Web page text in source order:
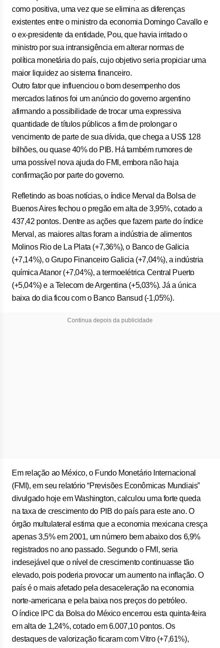
como positiva, uma vez que se elimina as diferenças
existentes entre o ministro da economia Domingo Cavallo e
o ex-presidente da entidade, Pou, que havia irritado o
ministro por sua intransigência em alterar normas de
política monetária do país, cujo objetivo seria propiciar uma
maior liquidez ao sistema financeiro.
Outro fator que influenciou o bom desempenho dos
mercados latinos foi um anúncio do governo argentino
afirmando a possibilidade de trocar uma expressiva
quantidade de títulos públicos a fim de prolongar o
vencimento de parte de sua dívida, que chega a US$ 128
bilhões, ou quase 40% do PIB. Há também rumores de
uma possível nova ajuda do FMI, embora não haja
confirmação por parte do governo.
Refletindo as boas notícias, o índice Merval da Bolsa de
Buenos Aires fechou o pregão em alta de 3,95%, cotado a
437,42 pontos. Dentre as ações que fazem parte do índice
Merval, as maiores altas foram a indústria de alimentos
Molinos Rio de La Plata (+7,36%), o Banco de Galicia
(+7,14%), o Grupo Financeiro Galicia (+7,04%), a indústria
química Atanor (+7,04%), a termoelétrica Central Puerto
(+5,04%) e a Telecom de Argentina (+5,03%). Já a única
baixa do dia ficou com o Banco Bansud (-1,05%).
Continua depois da publicidade
Em relação ao México, o Fundo Monetário Internacional
(FMI), em seu relatório “Previsões Econômicas Mundiais”
divulgado hoje em Washington, calculou uma forte queda
na taxa de crescimento do PIB do país para este ano. O
órgão multulateral estima que a economia mexicana cresça
apenas 3,5% em 2001, um número bem abaixo dos 6,9%
registrados no ano passado. Segundo o FMI, seria
indesejável que o nível de crescimento continuasse tão
elevado, pois poderia provocar um aumento na inflação. O
país é o mais afetado pela desaceleração na economia
norte-americana e pela baixa nos preços do petróleo.
O índice IPC da Bolsa do México encerrou esta quinta-feira
em alta de 1,24%, cotado em 6.007,10 pontos. Os
destaques de valorização ficaram com Vitro (+7,61%),